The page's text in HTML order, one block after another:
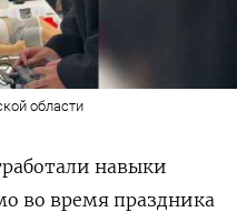
области
навыки
во время праздника